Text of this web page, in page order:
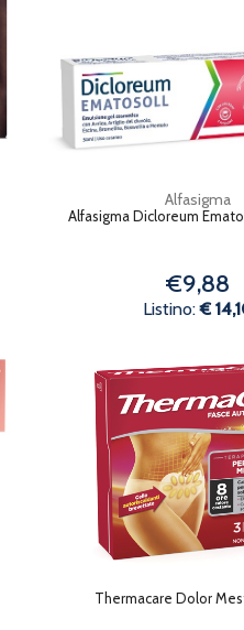
Alfasigma
Alfasigma Dicloreum
€9,88
Listino:€
Thermacare Dolor